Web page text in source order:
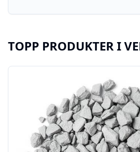
TOPP PRODUKTER I